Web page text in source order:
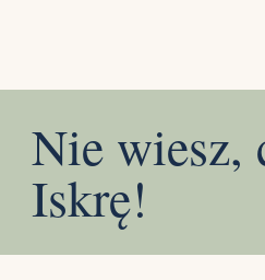
Nie wiesz,
Iskrę!